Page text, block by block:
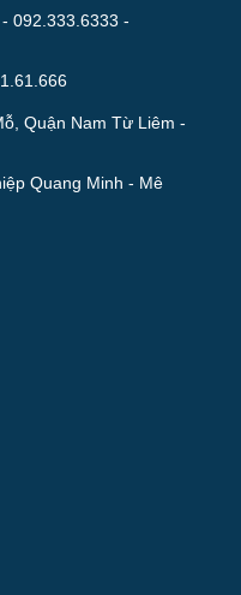
092.333.6333 -
Quận Nam Từ Liêm -
Quang Minh - Mê